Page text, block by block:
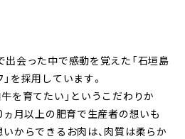
会った中で感動を覚えた「石垣島
を採用しています。
を育てたい」というこだわりか
ヵ月以上の肥育で生産者の想いも
からできるお肉は、肉質は柔らか